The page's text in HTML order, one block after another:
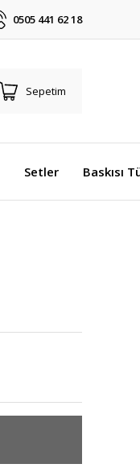
0505 441 62 18
Sepetim
Setler Baskısı